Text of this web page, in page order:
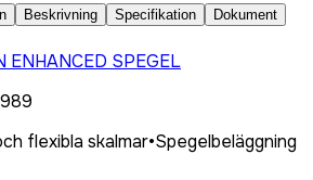
Beskrivning Specifikation
Dokument
ENHANCED SPEGEL
flexibla skalmar•Spegelbeläggning